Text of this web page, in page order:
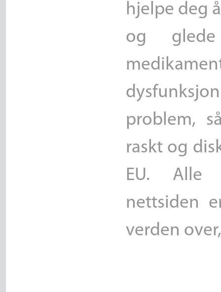
hjelpe deg
og
problem,
raskt og
EU. Alle
nettsiden
verden